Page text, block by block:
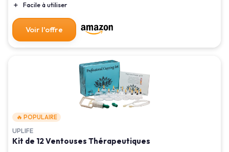
＋
Facile à utiliser
Voir l'offre
🔥 POPULAIRE
UPLIFE
Kit de 12 Ventouses Thérapeutiques